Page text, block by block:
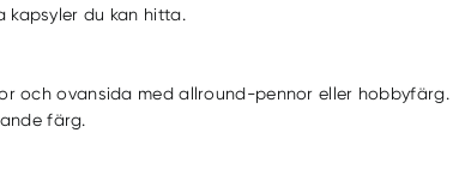
kapsyler du kan hitta.
och ovansida med allround-pennor eller
färg.